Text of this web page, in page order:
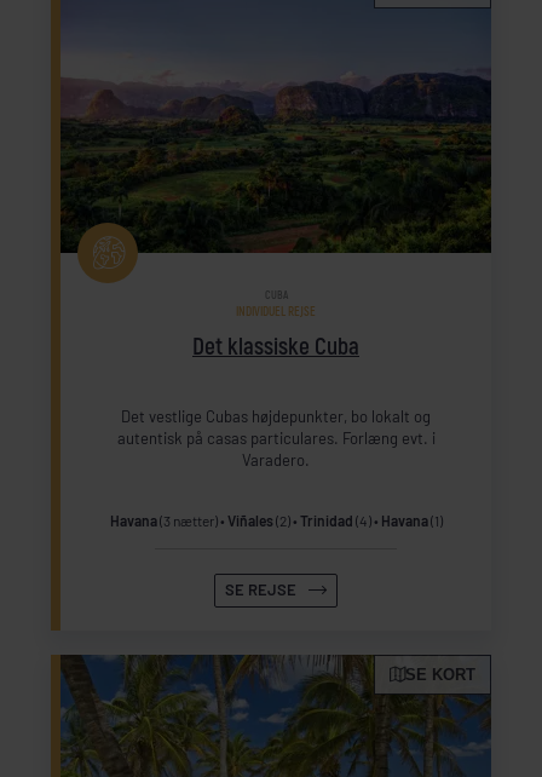
Det klassiske Cuba
CUBA
INDIVIDUEL REJSE
Det vestlige Cubas højdepunkter, bo lokalt og
autentisk på casas particulares. Forlæng evt. i
Varadero.
Havana(3 nætter) Viñales (2) Trinidad (4) Havana(1)
SE REJSE
SE KORT